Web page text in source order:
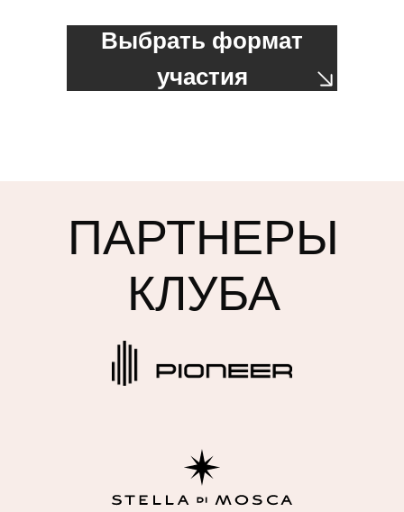
Выбрать формат
участия
ПАРТНЕРЫ
КЛУБА